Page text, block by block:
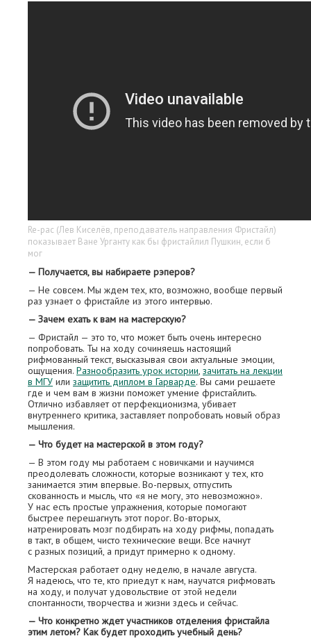
Re-pac (Лев Киселёв, преподаватель направления Фристайл)
показывает Ване Урганту как бы фристайлил Пушкин, если б
мог
— Получается, вы набираете рэперов?
— Не совсем. Мы ждем тех, кто, возможно, вообще первый
раз узнает о фристайле из этого интервью.
— Зачем ехать к вам на мастерскую?
— Фристайл — это то, что может быть очень интересно
попробовать. Ты на ходу сочиняешь настоящий
рифмованный текст, высказывая свои актуальные эмоции,
ощущения. Разнообразить урок истории, зачитать на лекции
в МГУ или защитить диплом в Гарварде. Вы сами решаете
где и чем вам в жизни поможет умение фристайлить.
Отлично избавляет от перфекционизма, убивает
внутреннего критика, заставляет попробовать новый образ
мышления.
— Что будет на мастерской в этом году?
— В этом году мы работаем с новичками и научимся
преодолевать сложности, которые возникают у тех, кто
занимается этим впервые. Во-первых, отпустить
скованность и мысль, что «я не могу, это невозможно».
У нас есть простые упражнения, которые помогают
быстрее перешагнуть этот порог. Во-вторых,
натренировать мозг подбирать на ходу рифмы, попадать
в такт, в общем, чисто технические вещи. Все начнут
с разных позиций, а придут примерно к одному.
Мастерская работает одну неделю, в начале августа.
Я надеюсь, что те, кто приедут к нам, научатся рифмовать
на ходу, и получат удовольствие от этой недели
спонтанности, творчества и жизни здесь и сейчас.
— Что конкретно ждет участников отделения фристайла
этим летом? Как будет проходить учебный день?